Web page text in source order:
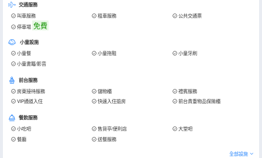
交通服務
叫車服務 租車服務
公共交通票
停車場 免費
小童設施
小童餐 小童拖鞋
小童牙刷
小童書籍/影音
前台服務
房東接待服務 儲物櫃
禮賓服務
VIP通道入住
快速入住退房 前台貴重物品保險櫃
餐飲服務
小吃吧 售貨亭/便利店
大堂吧
餐廳
送餐服務
全部設施